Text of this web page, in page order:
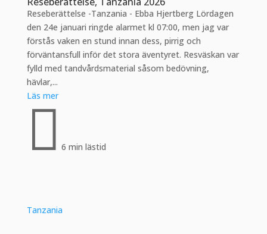
Reseberättelse -Tanzania - Ebba Hjertberg Lördagen
den 24e januari ringde alarmet kl 07:00, men jag var
förstås vaken en stund innan dess, pirrig och
förväntansfull inför det stora äventyret. Resväskan var
fylld med tandvårdsmaterial såsom bedövning,
hävlar,...
Läs mer
 6 min lästid
Tanzania